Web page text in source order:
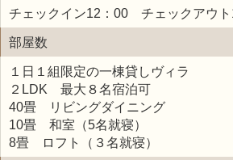
チェックイン12：00 チェックアウ
部屋数
１日１組限定の一棟貸しヴィラ
２LDK 最大８名宿泊可
40畳 リビングダイニング
10畳 和室（5名就寝）
8畳 ロフト（３名就寝）